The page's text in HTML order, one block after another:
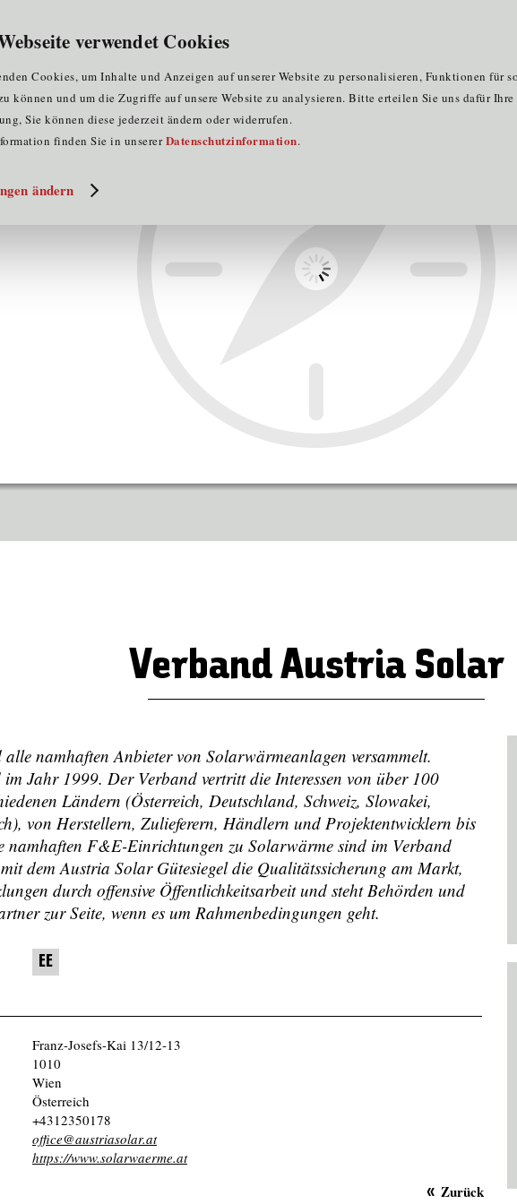
verwendet Cookies
Cookies, um Inhalte und Anzeigen auf unserer Website zu personalisieren, Funktionen für
können und um die Zugriffe auf unsere Website zu analysieren. Bitte erteilen Sie uns dafür Ihre
Sie können diese jederzeit ändern oder widerrufen.
finden Sie in unsererDatenschutzinformation.
ändern
Verband Austria Solar
namhaften Anbieter von Solarwärmeanlagen versammelt.
Jahr 1999. Der Verband vertritt die Interessen von über 100
Ländern (Österreich, Deutschland, Schweiz, Slowakei,
von Herstellern, Zulieferern, Händlern und Projektentwicklern bis
namhaften F&E-Einrichtungen zu Solarwärme sind im Verband
dem Austria Solar Gütesiegel die Qualitätssicherung am Markt,
durch offensive Öffentlichkeitsarbeit und steht Behörden und
zur Seite, wenn es um Rahmenbedingungen geht.
EE
Franz-Josefs-Kai 13/12-13
1010
Wien
Österreich
+4312350178
office@austriasolar.at
https://www.solarwaerme.at
Zurück